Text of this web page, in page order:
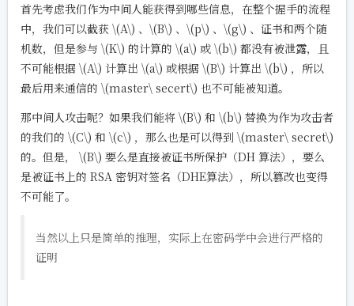
首先考虑我们作为中间人能获得到哪些信息，在整个握手的流程
中，我们可以截获 \(A\) 、 \(B\) 、 \(p\) 、 \(g\) 、证书和两个随
机数，但是参与 \(K\) 的计算的 \(a\) 或 \(b\) 都没有被泄露，且
不可能根据 \(A\) 计算出 \(a\) 或根据 \(B\) 计算出 \(b\) ，所以
最后用来通信的 \(master\ secert\) 也不可能被知道。
那中间人攻击呢？如果我们能将 \(B\) 和 \(b\) 替换为作为攻击者
的我们的 \(C\) 和 \(c\) ，那么也是可以得到 \(master\ secret\)
的。但是， \(B\) 要么是直接被证书所保护（DH 算法），要么
是被证书上的 RSA 密钥对签名（DHE算法），所以篡改也变得
不可能了。
当然以上只是简单的推理，实际上在密码学中会进行严格的
证明